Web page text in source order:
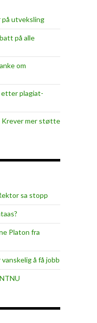
på utveksling
på alle
om
etter plagiat-
mer støtte
sa stopp
Platon fra
å få jobb